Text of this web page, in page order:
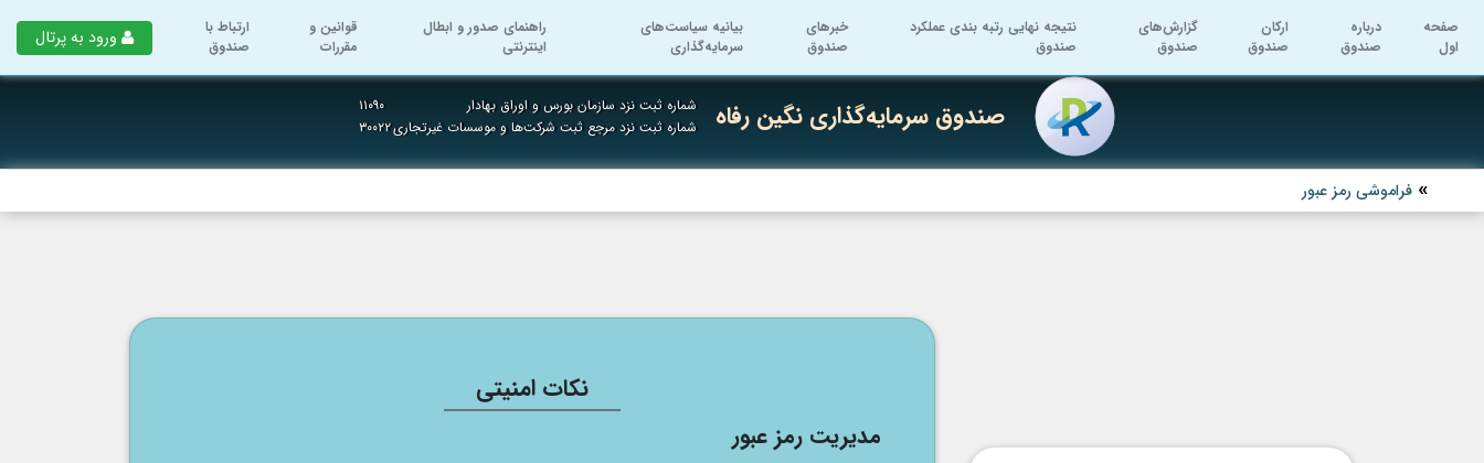
صفحه
اول
درباره
صندوق
ارکان
صندوق
گزارش‌های
صندوق
نتیجه نهایی رتبه بندی عملکرد
صندوق
خبرهای
صندوق
بیانیه سیاست‌های
سرمایه‌گذاری
راهنمای صدور و ابطال
اینترنتی
قوانین و
مقررات
ارتباط با
صندوق
ورود به پرتال
صندوق سرمایه‌گذاری نگین رفاه شماره ثبت نزد سازمان بورس و اوراق بهادار
۱۱۰۹۰
شماره ثبت نزد مرجع ثبت شرکت‌ها و موسسات غیرتجاری۳۰۰۲۲
فراموشی رمز عبور
نکات امنیتی
مدیریت رمز عبور